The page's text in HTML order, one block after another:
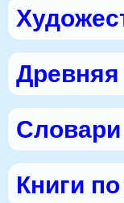
Древняя
Книги